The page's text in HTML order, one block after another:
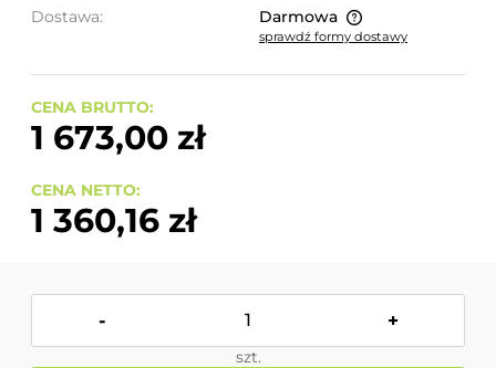
Dostawa:
Darmowa
Cena nie zawiera ewentualnych kosztów płatności
sprawdź formy dostawy
CENA BRUTTO:
1 673,00 zł
CENA NETTO:
1 360,16 zł
- +
szt.